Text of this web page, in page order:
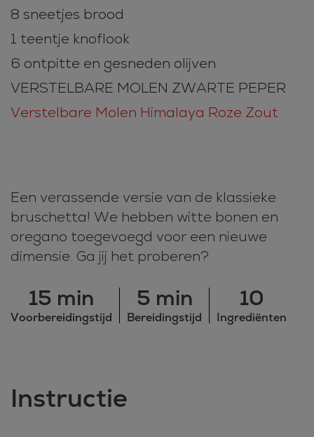
8 sneetjes brood
1 teentje knoflook
6 ontpitte en gesneden olijven
VERSTELBARE MOLEN ZWARTE PEPER
Verstelbare Molen Himalaya Roze Zout
Een verassende versie van de klassieke
bruschetta! We hebben witte bonen en
oregano toegevoegd voor een nieuwe
dimensie. Ga jij het proberen?
15 min
Voorbereidingstijd
5 min
Bereidingstijd
10
Ingrediënten
Instructie